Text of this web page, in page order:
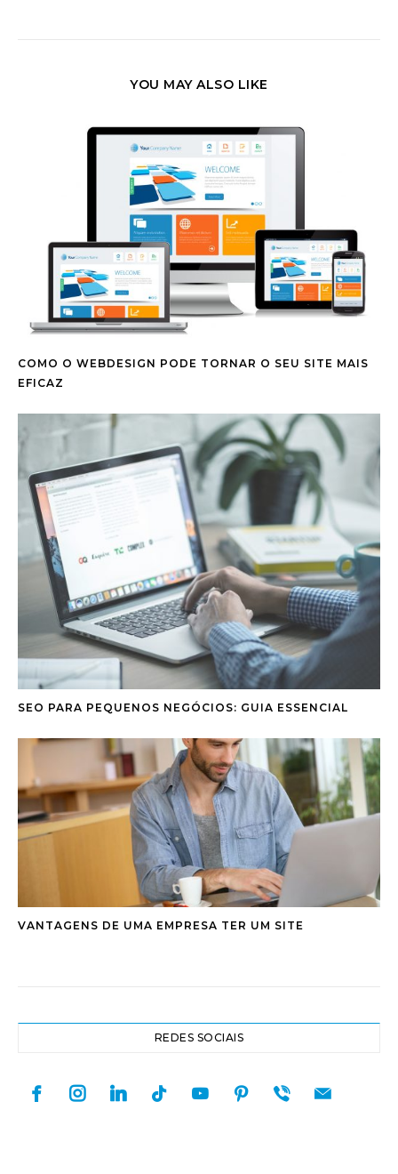
YOU MAY ALSO LIKE
COMO O WEBDESIGN PODE TORNAR O SEU SITE MAIS
EFICAZ
SEO PARA PEQUENOS NEGÓCIOS: GUIA ESSENCIAL
VANTAGENS DE UMA EMPRESA TER UM SITE
REDES SOCIAIS
facebookinstagramlinkedintiktok youtubepinterest
viber mail